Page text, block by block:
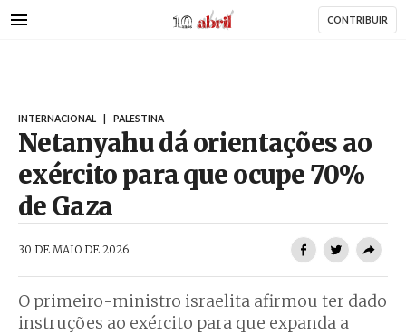
para
AbrilAbril CONTRIBUIR
INTERNACIONAL PALESTINA
Netanyahu dá orientações ao
exército para que ocupe 70%
de Gaza
30 DE MAIO DE 2026
O primeiro-ministro israelita afirmou ter dado
instruções ao exército para que expanda a